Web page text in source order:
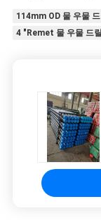
114mm OD 물 우물
4 "Remet 물 우물 드